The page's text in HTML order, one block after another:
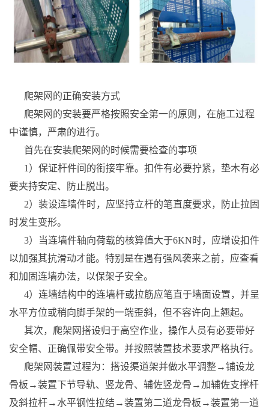
爬架网的正确安装方式
爬架网的安装要严格按照安全第一的原则，在施工过程
中谨慎，严肃的进行。
首先在安装爬架网的时候需要检查的事项
1）保证杆件间的衔接牢靠。扣件有必要拧紧，垫木有必
要夹持安定、防止脱出。
2）装设连墙件时，应坚持立杆的笔直度要求，防止拉固
时发生变形。
3）当连墙件轴向荷载的核算值大于6KN时，应增设扣件
以加强其抗滑动才能。特别是在遇有强风袭来之前，应查看
和加固连墙办法，以保架子安全。
4）连墙结构中的连墙杆或拉筋应笔直于墙面设置，并呈
水平方位或稍向脚手架的一端歪斜，但不容许向上翘起。
其次，爬架网搭设归于高空作业，操作人员有必要带好
安全帽、正确佩带安全带。并按照装置技术要求严格执行。
爬架网装置过程为：搭设渠道架并做水平调整→铺设龙
骨板→装置下节导轨、竖龙骨、辅佐竖龙骨→加辅佐支撑杆
及斜拉杆→水平钢性拉结→装置第二道龙骨板→装置第一道